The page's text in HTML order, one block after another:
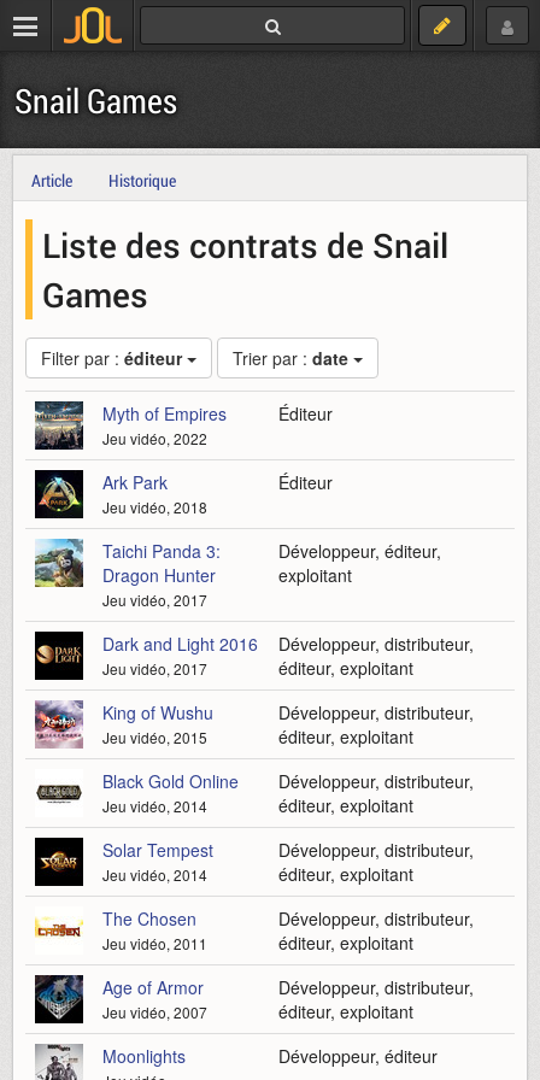
Snail Games
Article Historique
Liste des contrats de Snail
Games
Filter par : éditeur Trier par : date
Myth of Empires
Jeu vidéo, 2022
Éditeur
Ark Park
Jeu vidéo, 2018
Éditeur
Taichi Panda 3:
Dragon Hunter
Jeu vidéo, 2017
Développeur, éditeur,
exploitant
Dark and Light 2016
Jeu vidéo, 2017
Développeur, distributeur,
éditeur, exploitant
King of Wushu
Jeu vidéo, 2015
Développeur, distributeur,
éditeur, exploitant
Black Gold Online
Jeu vidéo, 2014
Développeur, distributeur,
éditeur, exploitant
Solar Tempest
Jeu vidéo, 2014
Développeur, distributeur,
éditeur, exploitant
The Chosen
Jeu vidéo, 2011
Développeur, distributeur,
éditeur, exploitant
Age of Armor
Jeu vidéo, 2007
Développeur, distributeur,
éditeur, exploitant
Moonlights
Développeur, éditeur